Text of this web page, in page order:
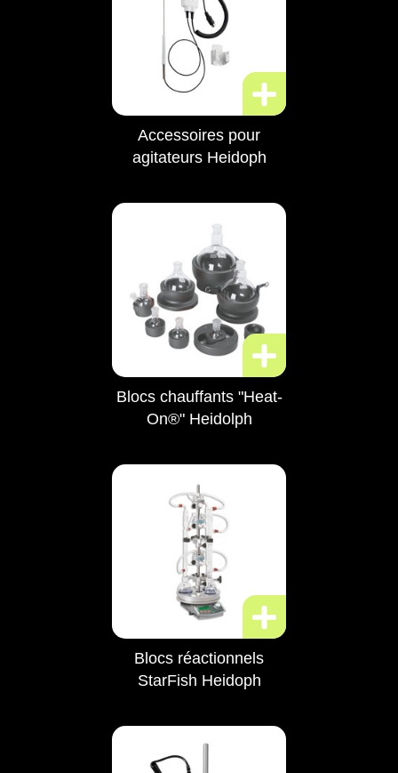
Accessoires pour
agitateurs Heidoph
Blocs chauffants "Heat-
On®" Heidolph
Blocs réactionnels
StarFish Heidoph